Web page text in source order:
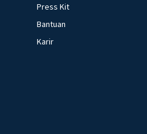
Press Kit
Bantuan
Karir